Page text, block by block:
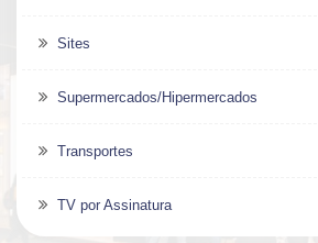
Sites
Supermercados/Hipermercados
Transportes
TV por Assinatura